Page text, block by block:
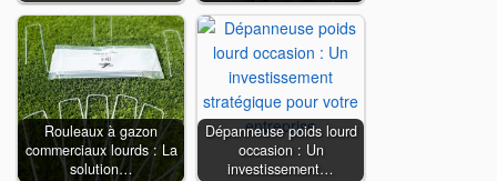
Rouleaux à gazon
commerciaux lourds : La
solution…
Dépanneuse poids lourd
occasion : Un
investissement…